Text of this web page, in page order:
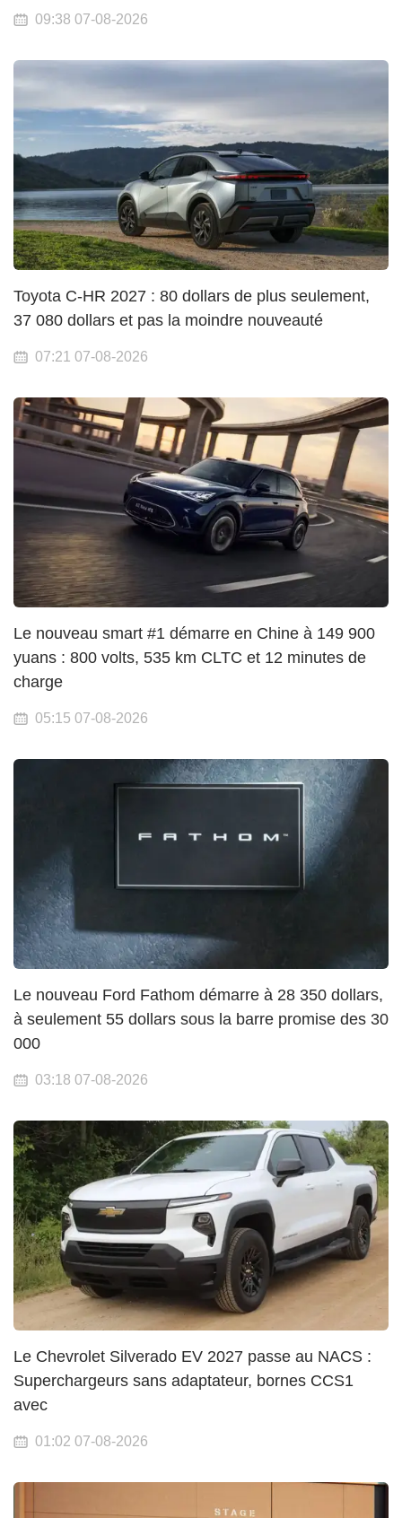
09:38 07-08-2026
Toyota C-HR 2027 : 80 dollars de plus seulement,
37 080 dollars et pas la moindre nouveauté
07:21 07-08-2026
Le nouveau smart #1 démarre en Chine à 149 900
yuans : 800 volts, 535 km CLTC et 12 minutes de
charge
05:15 07-08-2026
Le nouveau Ford Fathom démarre à 28 350 dollars,
à seulement 55 dollars sous la barre promise des 30
000
03:18 07-08-2026
Le Chevrolet Silverado EV 2027 passe au NACS :
Superchargeurs sans adaptateur, bornes CCS1
avec
01:02 07-08-2026